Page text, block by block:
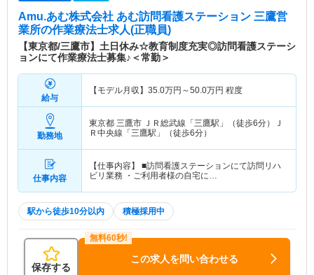
Amu.あむ株式会社 あむ訪問看護ステーション 三鷹営
業所の作業療法士求人(正職員)
【東京都/三鷹市】土日休み☆教育制度充実◎訪問看護ステーシ
ョンにて作業療法士募集♪＜常勤＞
給与
【モデル月収】 35.0万円～50.0万円 程度
勤務地
東京都 三鷹市 ＪＲ総武線「三鷹駅」（徒歩6分）Ｊ
Ｒ中央線「三鷹駅」（徒歩6分）
仕事内容
【仕事内容】 ■訪問看護ステーションにて訪問リハ
ビリ業務 ・ご利用者様の自宅に…
駅から徒歩10分以内 積極採用中
保存する
この求人を問い合わせる